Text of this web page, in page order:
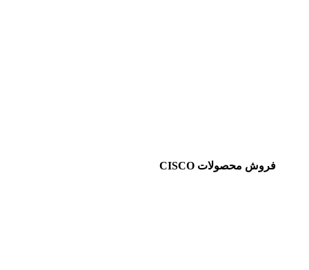
فروش محصولات CISCO